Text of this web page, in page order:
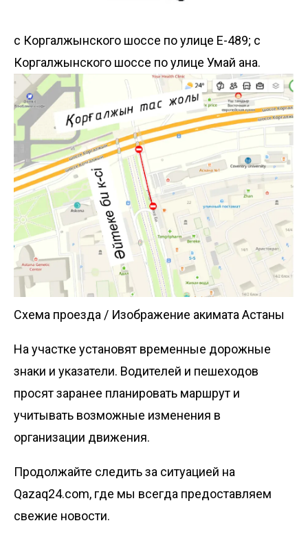
с Коргалжынского шоссе по улице Е-489; с
Коргалжынского шоссе по улице Умай ана.
Схема проезда / Изображение акимата Астаны
На участке установят временные дорожные
знаки и указатели. Водителей и пешеходов
просят заранее планировать маршрут и
учитывать возможные изменения в
организации движения.
Продолжайте следить за ситуацией на
Qazaq24.com, где мы всегда предоставляем
свежие новости.